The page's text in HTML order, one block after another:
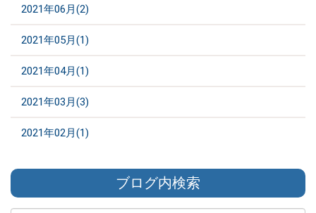
2021年06月(2)
2021年05月(1)
2021年04月(1)
2021年03月(3)
2021年02月(1)
ブログ内検索